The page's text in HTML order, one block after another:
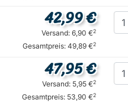
42,99 €
Versand: 6,90 €2
Gesamtpreis: 49,89 €2
47,95 €
Versand: 5,95 €2
Gesamtpreis: 53,90 €2